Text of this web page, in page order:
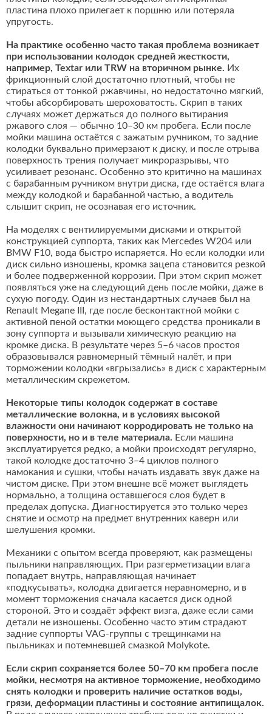
пластина плохо прилегает к поршню или потеряла
упругость.
На практике особенно часто такая проблема возникает
при использовании колодок средней жесткости,
например, Textar или TRW на вторичном рынке. Их
фрикционный слой достаточно плотный, чтобы не
стираться от тонкой ржавчины, но недостаточно мягкий,
чтобы абсорбировать шероховатость. Скрип в таких
случаях может держаться до полного вытирания
ржавого слоя — обычно 10–30 км пробега. Если после
мойки машина остаётся с зажатым ручником, то задние
колодки буквально примерзают к диску, и после отрыва
поверхность трения получает микроразрывы, что
усиливает резонанс. Особенно это критично на машинах
с барабанным ручником внутри диска, где остаётся влага
между колодкой и барабанной частью, а водитель
слышит скрип, не осознавая его источник.
На моделях с вентилируемыми дисками и открытой
конструкцией суппорта, таких как Mercedes W204 или
BMW F10, вода быстро испаряется. Но если колодки или
диск сильно изношены, кромка зацепа становится резкой
и более подверженной коррозии. При этом скрип может
появляться уже на следующий день после мойки, даже в
сухую погоду. Один из нестандартных случаев был на
Renault Megane III, где после бесконтактной мойки с
активной пеной остатки моющего средства проникали в
зону суппорта и вызывали химическую реакцию на
кромке диска. В результате через 5–6 часов простоя
образовывался равномерный тёмный налёт, и при
торможении колодки «вгрызались» в диск с характерным
металлическим скрежетом.
Некоторые типы колодок содержат в составе
металлические волокна, и в условиях высокой
влажности они начинают корродировать не только на
поверхности, но и в теле материала. Если машина
эксплуатируется редко, а мойки происходят регулярно,
такой колодке достаточно 3–4 циклов полного
намокания и сушки, чтобы начать издавать звук даже на
чистом диске. При этом внешне всё может выглядеть
нормально, а толщина оставшегося слоя будет в
пределах допуска. Диагностируется это только через
снятие и осмотр на предмет внутренних каверн или
шелушения кромки.
Механики с опытом всегда проверяют, как размещены
пыльники направляющих. При разгерметизации влага
попадает внутрь, направляющая начинает
«подкусывать», колодка двигается неравномерно, и в
момент торможения сначала касается диск одной
стороной. Это и создаёт эффект визга, даже если сами
детали не изношены. Особенно часто этим страдают
задние суппорты VAG-группы с трещинками на
пыльниках и потемневшей смазкой Molykote.
Если скрип сохраняется более 50–70 км пробега после
мойки, несмотря на активное торможение, необходимо
снять колодки и проверить наличие остатков воды,
грязи, деформации пластины и состояние антипищалок.